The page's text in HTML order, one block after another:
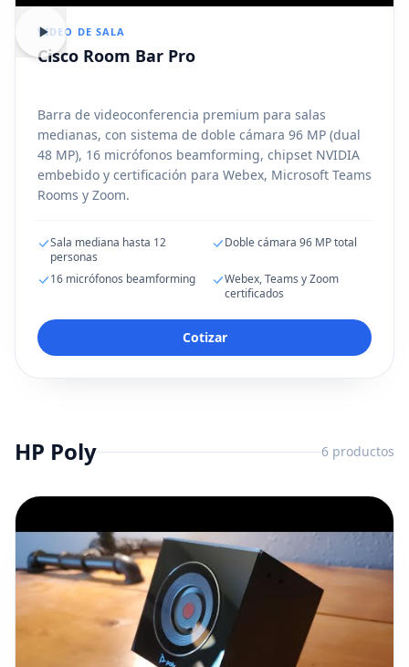
VIDEO DE SALA
Cisco Room Bar Pro
Barra de videoconferencia premium para salas
medianas, con sistema de doble cámara 96 MP (dual
48 MP), 16 micrófonos beamforming, chipset NVIDIA
embebido y certificación para Webex, Microsoft Teams
Rooms y Zoom.
Sala mediana hasta 12
personas
Doble cámara 96 MP total
16 micrófonos beamforming
Webex, Teams y Zoom
certificados
Cotizar
HP Poly 6 productos